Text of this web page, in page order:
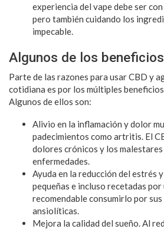
experiencia del vape debe ser
pero también cuidando los
impecable.
Algunos de los
Parte de las razones para usar CBD y
cotidiana es por los múltiples
Algunos de ellos son:
Alivio en la inflamación y dolor
padecimientos como artritis. El
dolores crónicos y los
enfermedades.
Ayuda en la reducción del estrés
pequeñas e incluso recetadas por
recomendable consumirlo por
ansiolíticas.
Mejora la calidad del sueño. Al